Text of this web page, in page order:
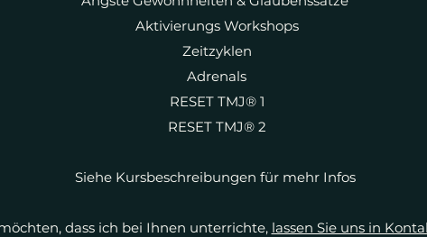
Aktivierungs Workshops
Zeitzyklen
Adrenals
RESET TMJ® 1
RESET TMJ® 2
Siehe Kursbeschreibungen für mehr Infos
dass ich bei Ihnen unterrichte, lassen Sie uns in